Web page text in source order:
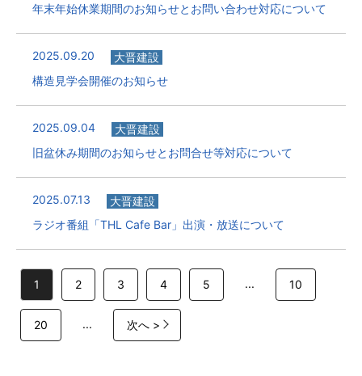
年末年始休業期間のお知らせとお問い合わせ対応について
2025.09.20
大晋建設
構造見学会開催のお知らせ
2025.09.04
大晋建設
旧盆休み期間のお知らせとお問合せ等対応について
2025.07.13
大晋建設
ラジオ番組「THL Cafe Bar」出演・放送について
1 2 3 4 5 ... 10
20 ... 次へ >